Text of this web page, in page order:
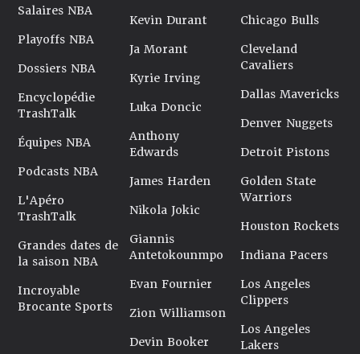
Salaires NBA
Playoffs NBA
Dossiers NBA
Encyclopédie
TrashTalk
Équipes NBA
Podcasts NBA
L'Apéro
TrashTalk
Grandes dates de
la saison NBA
Incroyable
Brocante Sports
Kevin Durant
Ja Morant
Kyrie Irving
Luka Doncic
Anthony
Edwards
James Harden
Nikola Jokic
Giannis
Antetokounmpo
Evan Fournier
Zion Williamson
Devin Booker
Chicago Bulls
Cleveland
Cavaliers
Dallas Mavericks
Denver Nuggets
Detroit Pistons
Golden State
Warriors
Houston Rockets
Indiana Pacers
Los Angeles
Clippers
Los Angeles
Lakers